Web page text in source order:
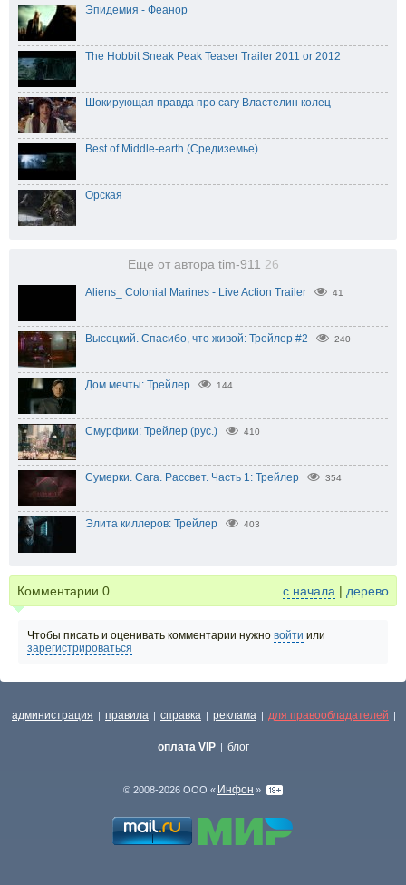
Эпидемия - Феанор
The Hobbit Sneak Peak Teaser Trailer 2011 or 2012
Шокирующая правда про сагу Властелин колец
Best of Middle-earth (Средиземье)
Орская
Еще от автора tim-911 26
Aliens_ Colonial Marines - Live Action Trailer 41
Высоцкий. Спасибо, что живой: Трейлер #2 240
Дом мечты: Трейлер 144
Смурфики: Трейлер (рус.) 410
Сумерки. Сага. Рассвет. Часть 1: Трейлер 354
Элита киллеров: Трейлер 403
Комментарии 0 с начала | дерево
Чтобы писать и оценивать комментарии нужно войти или
зарегистрироваться
администрация | правила | справка | реклама | для правообладателей |
оплата VIP | блог
© 2008-2026 ООО « Инфон »